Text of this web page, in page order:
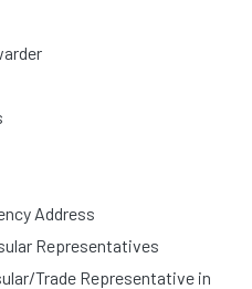
Address
Representatives
Trade Representative in